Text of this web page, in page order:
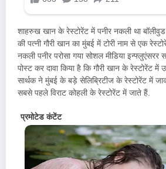
शाहरुख खान के रेस्टोरेंट में पनीर नकली था
की पत्नी गौरी खान का मुंबई में टोरी नाम से एक
नकली पनीर परोसा गया सोशल मीडिया इन्फ्लुएंसरर
पोस्ट कर दावा किया है कि गौरी खान के रेस्टोरेंट में
सार्थक ने मुंबई के बड़े सेलिब्रिटीज के रेस्टोरेंट में
सबसे पहले विराट कोहली के रेस्टोरेंट में जाते हैं.